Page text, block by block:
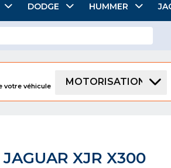
DODGE HUMMER
votre véhicule MOTORISATION
XJR X300